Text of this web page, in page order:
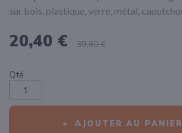
sur bois, plastique, verre, métal,
20,40 € 39,80 €
Qté
AJOUTER AU PANIER